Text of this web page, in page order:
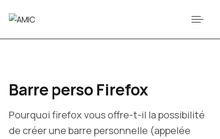
Barre perso Firefox
Pourquoi firefox vous offre-t-il la possibilité
de créer une barre personnelle (appelée